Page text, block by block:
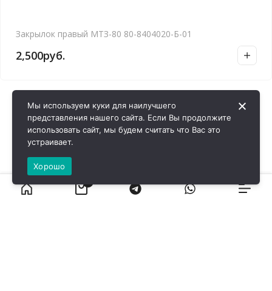
Закрылок правый МТЗ-80 80-8404020-Б-01
2,500руб.
Мы используем куки для наилучшего
представления нашего сайта. Если Вы продолжите
использовать сайт, мы будем считать что Вас это
устраивает.
Хорошо